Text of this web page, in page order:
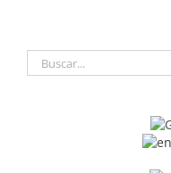
Buscar: